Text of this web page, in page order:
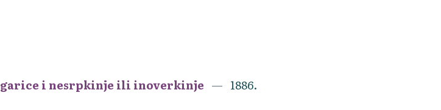
i nesrpkinje ili inoverkinje
1886.